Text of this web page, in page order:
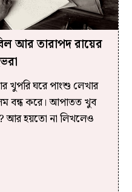
আর তারাপদ রায়ের
খুপরি ঘরে পাংশু লেখার
বন্ধ করে। আপাতত খুব
আর হয়তো না লিখলেও